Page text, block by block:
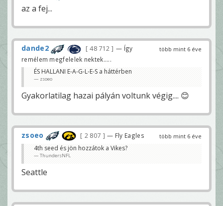
az a fej...
több mint 6 éve
dande2 48 712
— Így
remélem megfelelek nektek.....
ÉS HALLANI E-A-G-L-E-S a háttérben
zsoeo
Gyakorlatilag hazai pályán voltunk végig.... 😊
több mint 6 éve
zsoeo 2 807 — Fly Eagles
4th seed és jön hozzátok a Vikes?
ThundersNFL
Seattle